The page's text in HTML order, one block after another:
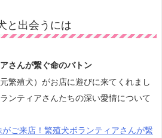
と出会うには
さんが繋ぐ命のバトン
繁殖犬）がお店に遊びに来てくれまし
ンティアさんたちの深い愛情について
がご来店！繁殖犬ボランティアさんが繋